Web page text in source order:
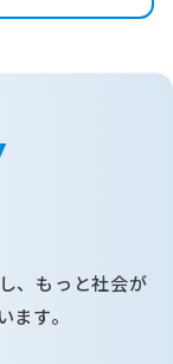
、もっと社会が
す。